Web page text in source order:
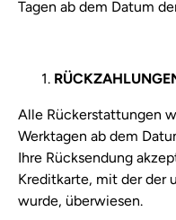
Tagen ab dem Datum
Alle Rückerstattungen
Werktagen ab dem
Ihre Rücksendung
Kreditkarte, mit der der
wurde, überwiesen.